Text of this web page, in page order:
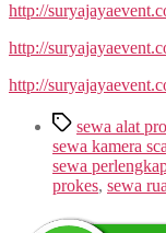
http://
http://
http://
Tagssewa alat
sewa kamera
sewa
prokes, sewa